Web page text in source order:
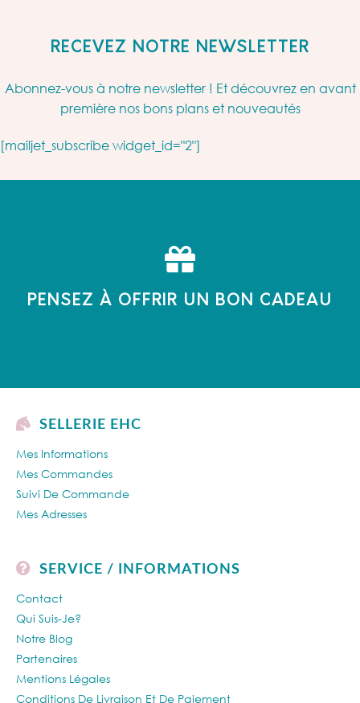
RECEVEZ NOTRE NEWSLETTER
Abonnez-vous à notre newsletter ! Et découvrez en avant
première nos bons plans et nouveautés
[mailjet_subscribe widget_id="2"]
PENSEZ À OFFRIR UN BON CADEAU
SELLERIE EHC
Mes Informations
Mes Commandes
Suivi De Commande
Mes Adresses
SERVICE / INFORMATIONS
Contact
Qui Suis-Je?
Notre Blog
Partenaires
Mentions Légales
Conditions De Livraison Et De Paiement